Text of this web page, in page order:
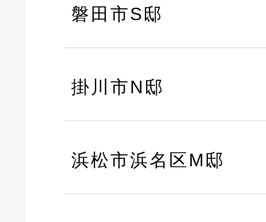
磐田市S邸
掛川市N邸
浜松市浜名区M邸